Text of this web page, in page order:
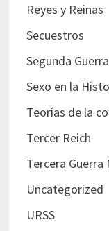
Reyes y Reinas
Secuestros
Segunda
Sexo en la
Teorías de la
Tercer Reich
Tercera Guerra
Uncategorized
URSS